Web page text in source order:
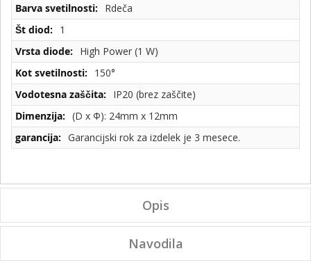
Rdeča
1
High Power (1 W)
150°
IP20 (brez zaščite)
(D x Φ): 24mm x 12mm
Garancijski rok za izdelek je 3 mesece.
Opis
Navodila